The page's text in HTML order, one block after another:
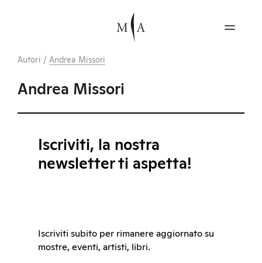
Autori / Andrea Missori
Andrea Missori
Iscriviti, la nostra
newsletter ti aspetta!
Iscriviti subito per rimanere aggiornato su
mostre, eventi, artisti, libri.